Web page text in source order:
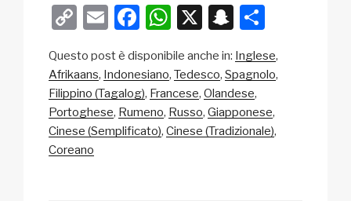
C
p
y
Li
n
E
ail
F
c
e
b
o
W
at
s
A
p
X
S
a
p
c
h
n
vi
di
Questo post è disponibile anche in: Inglese
Afrikaans Indonesiano Tedesco Spagnolo
Filippino (Tagalog) Francese Olandese
Portoghese Rumeno Russo Giapponese
Cinese (Semplificato) Cinese (Tradizionale)
Coreano